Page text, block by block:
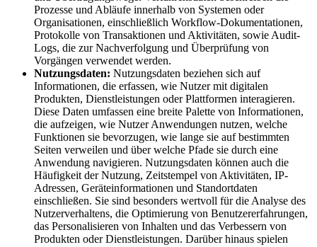
Prozesse und Abläufe innerhalb von Systemen oder
Organisationen, einschließlich Workflow-Dokumentationen,
Protokolle von Transaktionen und Aktivitäten, sowie Audit-
Logs, die zur Nachverfolgung und Überprüfung von
Vorgängen verwendet werden.
Nutzungsdaten: Nutzungsdaten beziehen sich auf
Informationen, die erfassen, wie Nutzer mit digitalen
Produkten, Dienstleistungen oder Plattformen interagieren.
Diese Daten umfassen eine breite Palette von Informationen,
die aufzeigen, wie Nutzer Anwendungen nutzen, welche
Funktionen sie bevorzugen, wie lange sie auf bestimmten
Seiten verweilen und über welche Pfade sie durch eine
Anwendung navigieren. Nutzungsdaten können auch die
Häufigkeit der Nutzung, Zeitstempel von Aktivitäten, IP-
Adressen, Geräteinformationen und Standortdaten
einschließen. Sie sind besonders wertvoll für die Analyse des
Nutzerverhaltens, die Optimierung von Benutzererfahrungen,
das Personalisieren von Inhalten und das Verbessern von
Produkten oder Dienstleistungen. Darüber hinaus spielen